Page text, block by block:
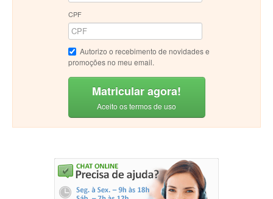
CPF
Autorizo o recebimento de novidades e
promoções no meu email.
Matricular agora!
Aceito os termos de uso